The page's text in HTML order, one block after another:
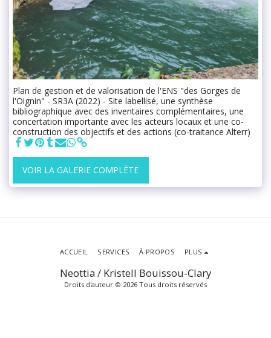
Plan de gestion et de valorisation de l'ENS "des Gorges de
l'Oignin" - SR3A (2022) - Site labellisé, une synthèse
bibliographique avec des inventaires complémentaires, une
concertation importante avec les acteurs locaux et une co-
construction des objectifs et des actions (co-traitance Alterr)
VOIR LA GALERIE COMPLÈTE
Neottia / Kristell Bouissou-Clary
Droits d'auteur © 2026 Tous droits réservés
ACCUEIL SERVICES À PROPOS PLUS